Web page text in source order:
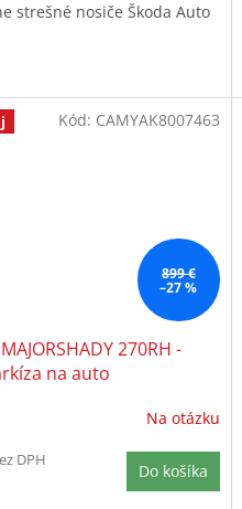
strešné nosiče Škoda Auto
899 €
–27 %
270RH -
na auto
Na otázku
DPH
Do košíka
Kód: CAMYAK8007463